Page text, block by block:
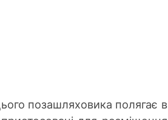
позашляховика полягає в